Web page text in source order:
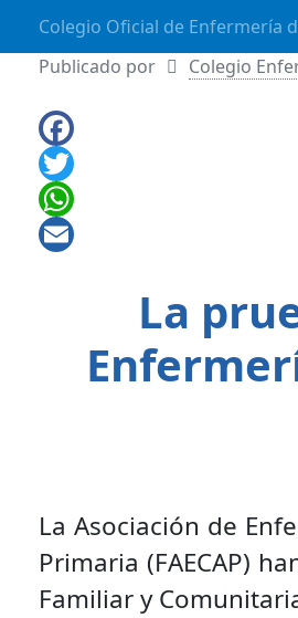
Colegio Oficial de Enfermería
Publicado por
Colegio
La
La Asociación de
Primaria (FAECAP)
Familiar y